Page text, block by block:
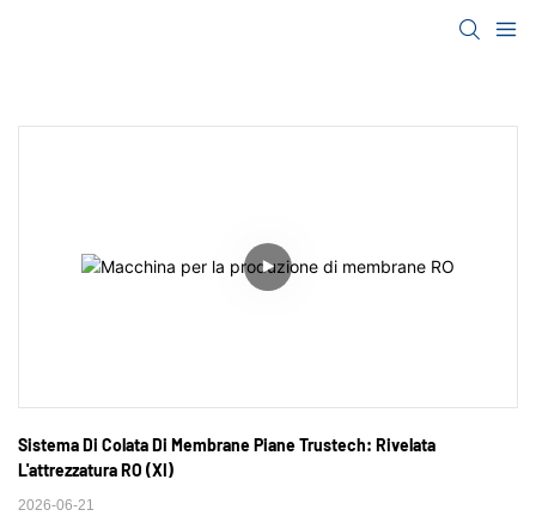
Sistema Di Colata Di Membrane Piane Trustech: Rivelata
L'attrezzatura RO (XI)
2026-06-21